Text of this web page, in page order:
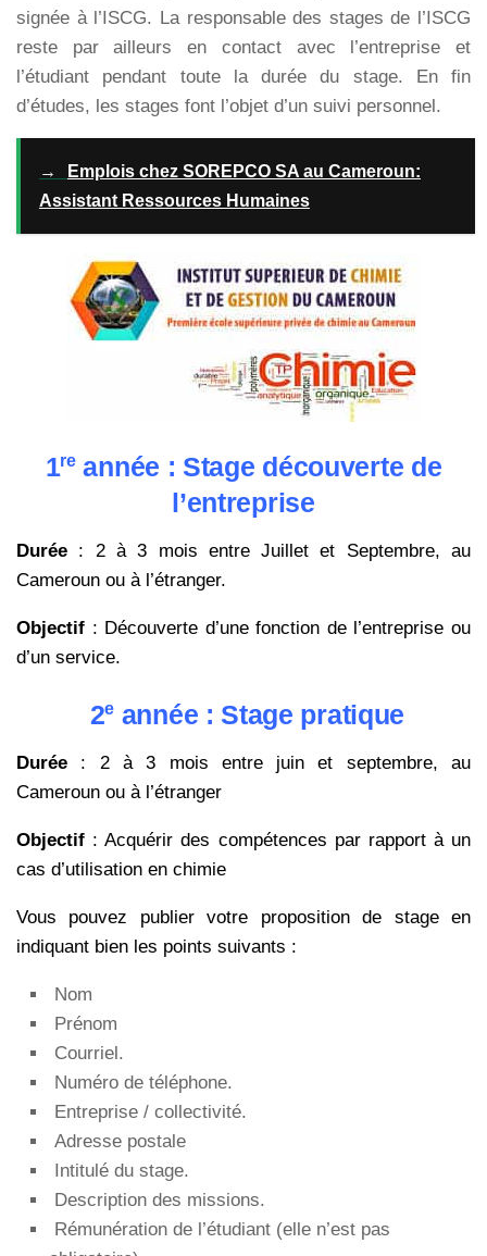
signée à l’ISCG. La responsable des stages de l’ISCG
reste par ailleurs en contact avec l’entreprise et
l’étudiant pendant toute la durée du stage. En fin
d’études, les stages font l’objet d’un suivi personnel.
→
Emplois chez SOREPCO SA au Cameroun:
Assistant Ressources Humaines
1reannée : Stage découverte de
l’entreprise
Durée : 2 à 3 mois entre Juillet et Septembre, au
Cameroun ou à l’étranger.
Objectif : Découverte d’une fonction de l’entreprise ou
d’un service.
2e année : Stage pratique
Durée : 2 à 3 mois entre juin et septembre, au
Cameroun ou à l’étranger
Objectif : Acquérir des compétences par rapport à un
cas d’utilisation en chimie
Vous pouvez publier votre proposition de stage en
indiquant bien les points suivants :
Nom
Prénom
Courriel.
Numéro de téléphone.
Entreprise / collectivité.
Adresse postale
Intitulé du stage.
Description des missions.
Rémunération de l’étudiant (elle n’est pas